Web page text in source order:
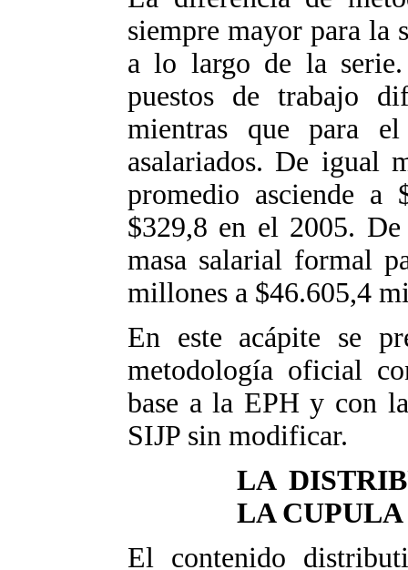
siempre mayor para la
a lo largo de la
puestos de trabajo
mientras que para
asalariados. De igual
promedio asciende
$329,8 en el 2005.
masa salarial formal
millones a $46.605,4
En este acápite se
metodología oficial
base a la EPH y con
SIJP sin modificar.
LA
LA CUPULA
El contenido